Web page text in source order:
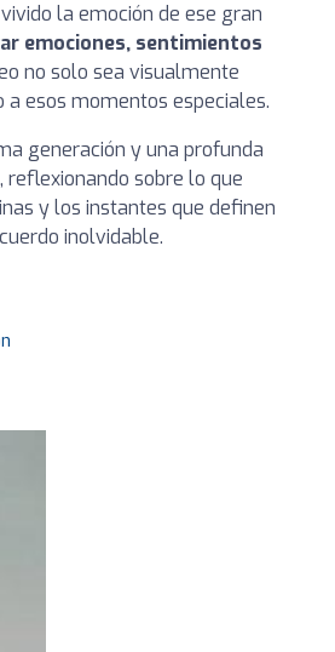
la emoción de ese gran
emociones, sentimientos
no solo sea visualmente
esos momentos especiales.
generación y una profunda
reflexionando sobre lo que
y los instantes que definen
inolvidable.